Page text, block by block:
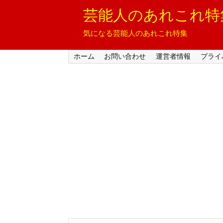
芸能人のあれこれ特
気になる芸能人のあれこれ特集
ホーム お問い合わせ 運営者情報 プラ